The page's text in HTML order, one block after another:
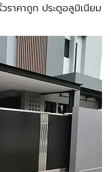
ราคาถูก ประตูอลูมิเนียม